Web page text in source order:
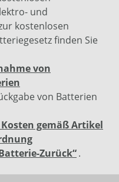
und
kostenlosen
finden Sie
von
von Batterien
gemäß Artikel
Zurück“.